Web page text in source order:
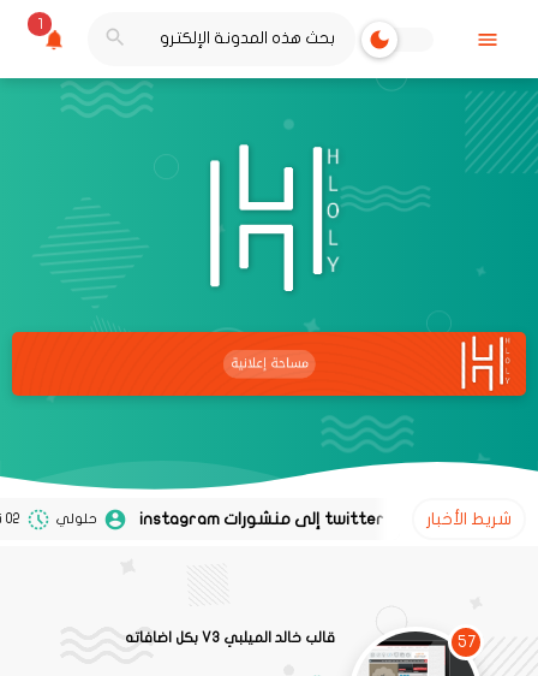
1
شريط الأخبار حلولي 02 نوفمبر 2020
57 قالب خالد الميلبي V3 بكل اضافاته